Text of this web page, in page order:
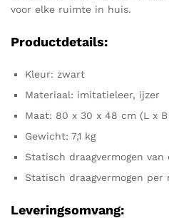
voor elke ruimte in huis.
Productdetails:
Kleur: zwart
Materiaal: imitatieleer, ijzer
Maat: 80 x 30 x 48 cm (L x B
Gewicht: 7,1 kg
Statisch draagvermogen
Statisch draagvermogen per
Leveringsomvang: